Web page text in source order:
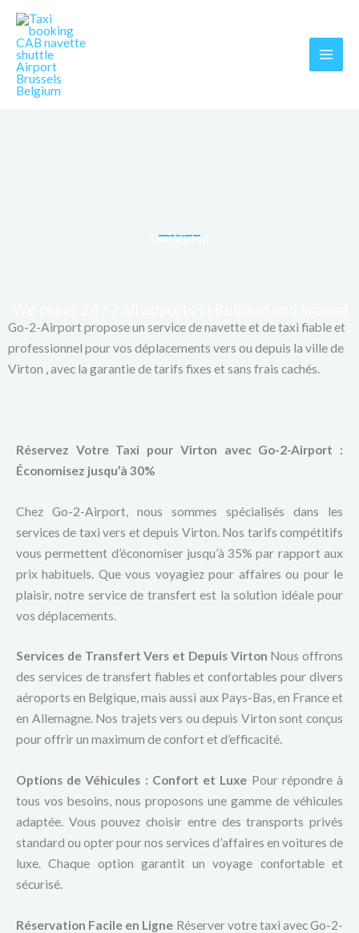
Skip
content
Taxi Virton
Go-2-Airport propose un service de navette et de taxi fiable et
professionnel pour vos déplacements vers ou depuis la ville de
Virton , avec la garantie de tarifs fixes et sans frais cachés.
Réservez Votre Taxi pour Virton avec Go-2-Airport :
Économisez jusqu’à 30%
Chez Go-2-Airport, nous sommes spécialisés dans les
services de taxi vers et depuis Virton. Nos tarifs compétitifs
vous permettent d’économiser jusqu’à 35% par rapport aux
prix habituels. Que vous voyagiez pour affaires ou pour le
plaisir, notre service de transfert est la solution idéale pour
vos déplacements.
Services de Transfert Vers et Depuis Virton Nous offrons
des services de transfert fiables et confortables pour divers
aéroports en Belgique, mais aussi aux Pays-Bas, en France et
en Allemagne. Nos trajets vers ou depuis Virton sont conçus
pour offrir un maximum de confort et d’efficacité.
Options de Véhicules : Confort et Luxe Pour répondre à
tous vos besoins, nous proposons une gamme de véhicules
adaptée. Vous pouvez choisir entre des transports privés
standard ou opter pour nos services d’affaires en voitures de
luxe. Chaque option garantit un voyage confortable et
sécurisé.
Réservation Facile en Ligne Réserver votre taxi avec Go-2-